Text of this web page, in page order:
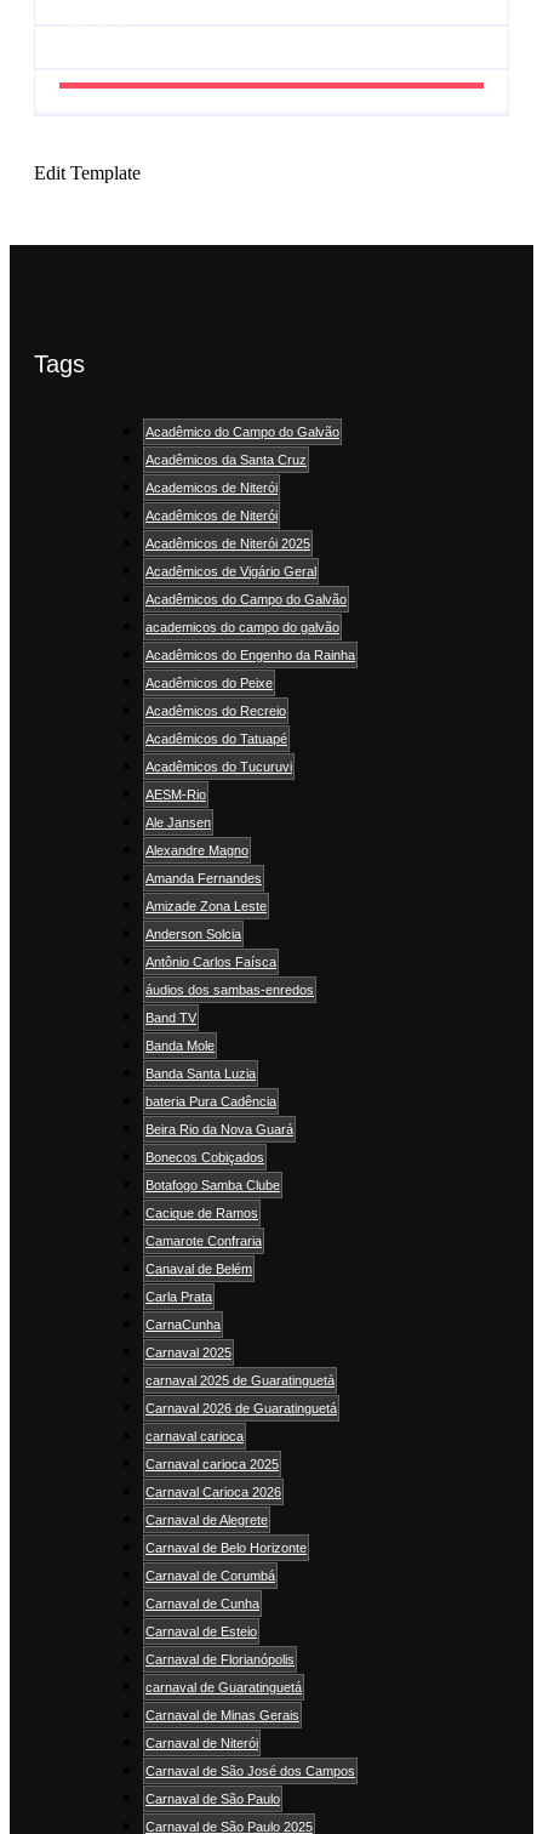
Edit Template
Tags
Acadêmico do Campo do Galvão
Acadêmicos da Santa Cruz
Academicos de Niterói
Acadêmicos de Niterói
Acadêmicos de Niterói 2025
Acadêmicos de Vigário Geral
Acadêmicos do Campo do Galvão
academicos do campo do galvão
Acadêmicos do Engenho da Rainha
Acadêmicos do Peixe
Acadêmicos do Recreio
Acadêmicos do Tatuapé
Acadêmicos do Tucuruvi
AESM-Rio
Ale Jansen
Alexandre Magno
Amanda Fernandes
Amizade Zona Leste
Anderson Solcia
Antônio Carlos Faísca
áudios dos sambas-enredos
Band TV
Banda Mole
Banda Santa Luzia
bateria Pura Cadência
Beira Rio da Nova Guará
Bonecos Cobiçados
Botafogo Samba Clube
Cacique de Ramos
Camarote Confraria
Canaval de Belém
Carla Prata
CarnaCunha
Carnaval 2025
carnaval 2025 de Guaratinguetá
Carnaval 2026 de Guaratinguetá
carnaval carioca
Carnaval carioca 2025
Carnaval Carioca 2026
Carnaval de Alegrete
Carnaval de Belo Horizonte
Carnaval de Corumbá
Carnaval de Cunha
Carnaval de Esteio
Carnaval de Florianópolis
carnaval de Guaratinguetá
Carnaval de Minas Gerais
Carnaval de Niterói
Carnaval de São José dos Campos
Carnaval de São Paulo
Carnaval de São Paulo 2025